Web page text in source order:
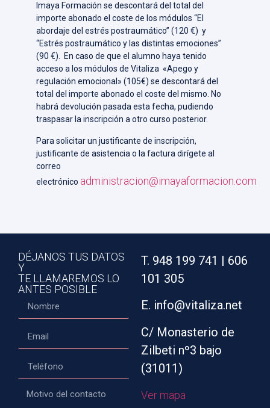
Imaya Formación se descontará del total del
importe abonado el coste de los módulos “El
abordaje del estrés postraumático” (120 €) y
“Estrés postraumático y las distintas emociones”
(90 €). En caso de que el alumno haya tenido
acceso a los módulos de Vitaliza «Apego y
regulación emocional» (105€) se descontará del
total del importe abonado el coste del mismo. No
habrá devolución pasada esta fecha, pudiendo
traspasar la inscripción a otro curso posterior.
Para solicitar un justificante de inscripción,
justificante de asistencia o la factura dirígete al
correo
electrónico administracion@imayaformacion.com
DÉJANOS TUS DATOS
Y
TE LLAMAREMOS LO
ANTES POSIBLE
T. 948 199 741 | 606
101 305
E. info@vitaliza.net
C/ Monasterio de
Zilbeti nº3 bajo
(31011)
Ver mapa